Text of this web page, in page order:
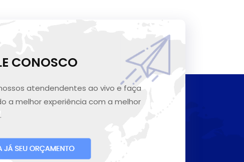
CONOSCO
atendendentes ao vivo e faça
a melhor experiência com a melhor